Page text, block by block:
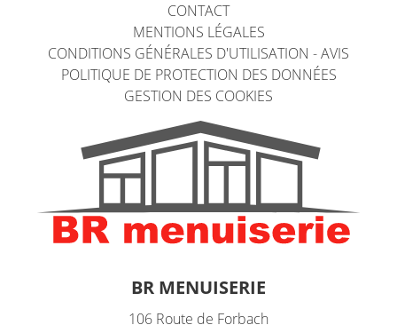
CONTACT
MENTIONS LÉGALES
CONDITIONS GÉNÉRALES D'UTILISATION - AVIS
POLITIQUE DE PROTECTION DES DONNÉES
GESTION DES COOKIES
BR MENUISERIE
106 Route de Forbach